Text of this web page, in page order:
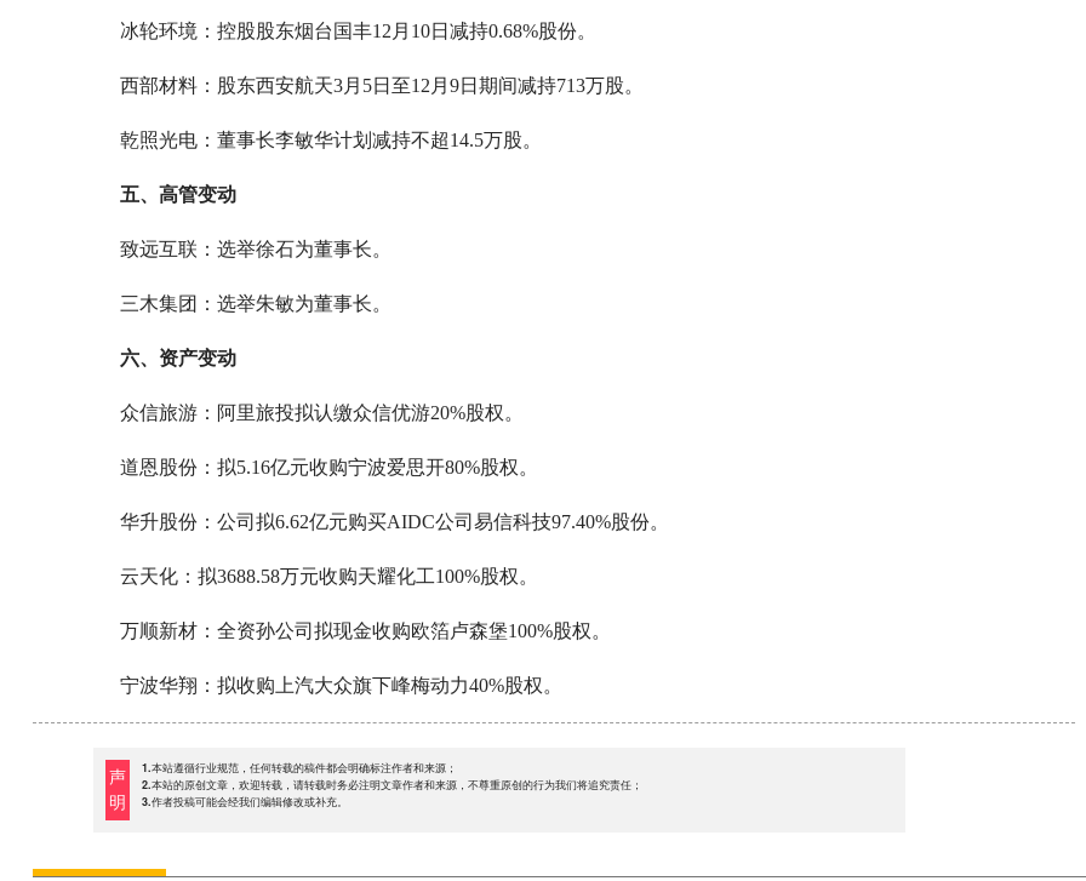
冰轮环境：控股股东烟台国丰12月10日减持0.68%股份。
西部材料：股东西安航天3月5日至12月9日期间减持713万股。
乾照光电：董事长李敏华计划减持不超14.5万股。
五、高管变动
致远互联：选举徐石为董事长。
三木集团：选举朱敏为董事长。
六、资产变动
众信旅游：阿里旅投拟认缴众信优游20%股权。
道恩股份：拟5.16亿元收购宁波爱思开80%股权。
华升股份：公司拟6.62亿元购买AIDC公司易信科技97.40%股份。
云天化：拟3688.58万元收购天耀化工100%股权。
万顺新材：全资孙公司拟现金收购欧箔卢森堡100%股权。
宁波华翔：拟收购上汽大众旗下峰梅动力40%股权。
声
明
1.本站遵循行业规范，任何转载的稿件都会明确标注作者和来源；
2.本站的原创文章，欢迎转载，请转载时务必注明文章作者和来源，不尊重原创的行为我们将追究责任；
3.作者投稿可能会经我们编辑修改或补充。